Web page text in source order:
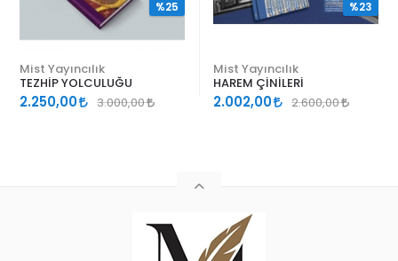
Mist Yayıncılık
TEZHİP YOLCULUĞU
2.250,00 3.000,00
%25
Mist Yayıncılık
HAREM ÇİNİLERİ
2.002,00 2.600,00
%23